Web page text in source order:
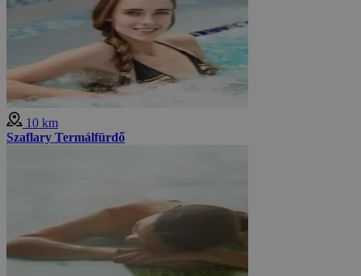
10 km
Szaflary Termálfürdő